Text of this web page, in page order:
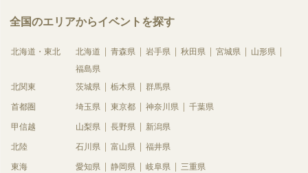
全国のエリアからイベントを探す
北海道・東北 北海道 青森県 岩手県 秋田県 宮城県
山形県
福島県
北関東
茨城県 栃木県 群馬県
首都圏 埼玉県 東京都 神奈川県 千葉県
甲信越 山梨県 長野県 新潟県
北陸 石川県 富山県 福井県
東海 愛知県 静岡県 岐阜県 三重県